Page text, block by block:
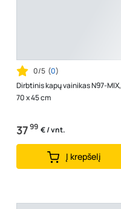
0/5 (0)
Dirbtinis kapų vainikas N97-MIX,
70 x 45 cm
3799 € / vnt.
Į krepšelį